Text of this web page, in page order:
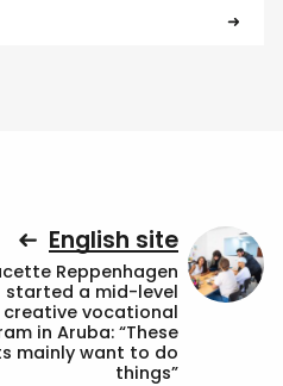
English site
Reppenhagen
started a mid-level
creative vocational
in Aruba: “These
mainly want to do
things”